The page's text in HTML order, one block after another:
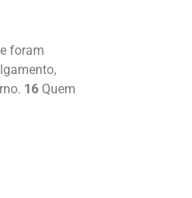
foram
16 Quem